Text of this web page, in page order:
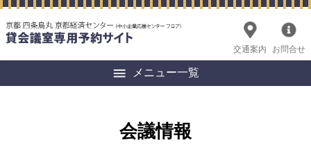
交通案内 お問合せ
メニュー一覧
会議情報